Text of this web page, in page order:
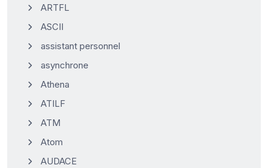
ARTFL
ASCII
assistant personnel
asynchrone
Athena
ATILF
ATM
Atom
AUDACE